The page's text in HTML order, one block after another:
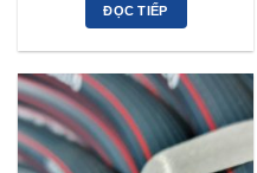
ĐỌC TIẾP